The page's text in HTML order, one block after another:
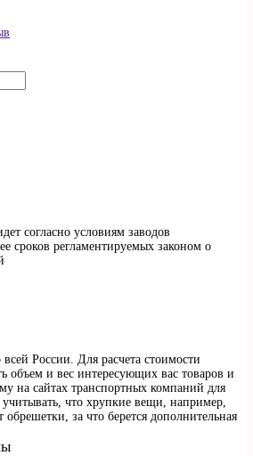
согласно условиям заводов
сроков регламентируемых законом о
России. Для расчета стоимости
объем и вес интересующих вас товаров и
на сайтах транспортных компаний для
учитывать, что хрупкие вещи, например,
обрешетки, за что берется дополнительная